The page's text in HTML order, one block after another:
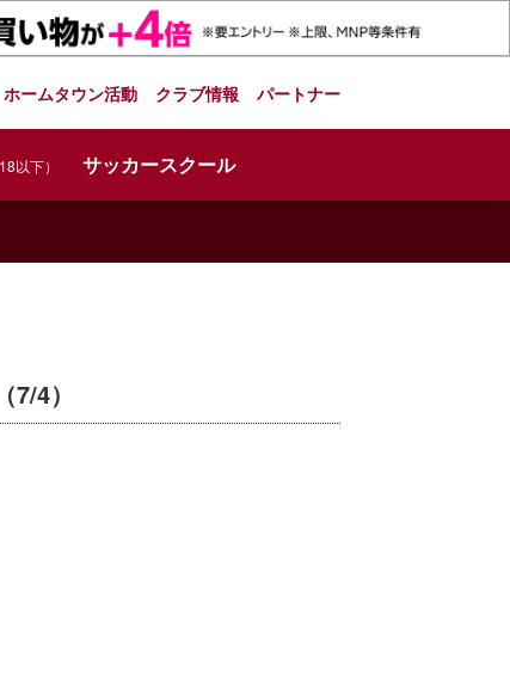
以下） サッカースクール
ホームタウン活動 クラブ情報 パートナー
4）